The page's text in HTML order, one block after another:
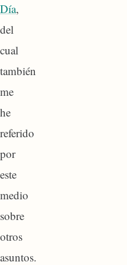
Día,
del
cual
también
me
he
referido
por
este
medio
sobre
otros
asuntos.